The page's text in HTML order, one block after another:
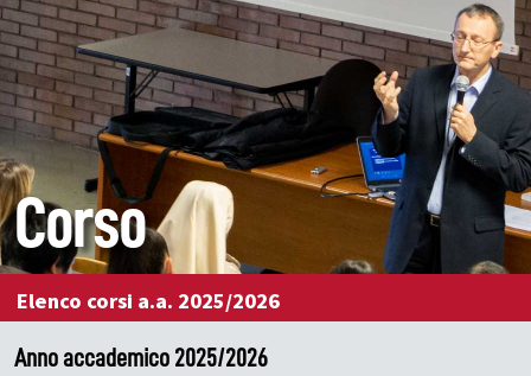
Corso
Elenco corsi a.a. 2025/2026
Anno accademico 2025/2026